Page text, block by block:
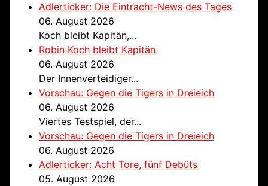
Adlerticker: Die Eintracht-News des Tages
06. August 2026
Koch bleibt Kapitän,...
Robin Koch bleibt Kapitän
06. August 2026
Der Innenverteidiger...
Vorschau: Gegen die Tigers in Dreieich
06. August 2026
Viertes Testspiel, der...
Vorschau: Gegen die Tigers in Dreieich
06. August 2026
Adlerticker: Acht Tore, fünf Debüts
05. August 2026